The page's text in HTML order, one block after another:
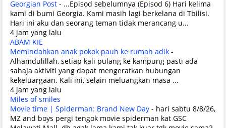
Georgian Post - ...Episod sebelumnya (Episod 6) Hari kelima
kami di bumi Georgia. Kami masih lagi berkelana di Tbilisi.
Hari ini aku dan seorang teman tidak merancang u...
4 jam yang lalu
ABAM KIE
Memindahkan anak pokok pauh ke rumah adik -
Alhamdulillah, setiap kali pulang ke kampung pasti ada
sahaja aktiviti yang dapat mengeratkan hubungan
kekeluargaan. Kali ini, selain meluangkan masa ...
4 jam yang lalu
Miles of smiles
Movie time | Spiderman: Brand New Day - hari sabtu 8/8/26,
MZ and boys pergi tengok movie spiderman kat GSC